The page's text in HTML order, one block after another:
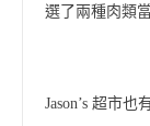
選了兩種肉類
Jason’s 超市也